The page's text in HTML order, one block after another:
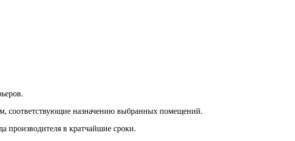
соответствующие назначению выбранных помещений.
производителя в кратчайшие сроки.